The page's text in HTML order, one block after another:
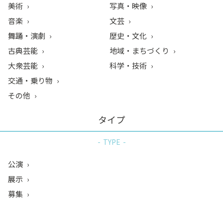
美術
音楽
舞踊・演劇
古典芸能
大衆芸能
写真・映像
文芸
歴史・文化
地域・まちづくり
科学・技術
交通・乗り物
その他
タイプ
TYPE
公演
展示
募集